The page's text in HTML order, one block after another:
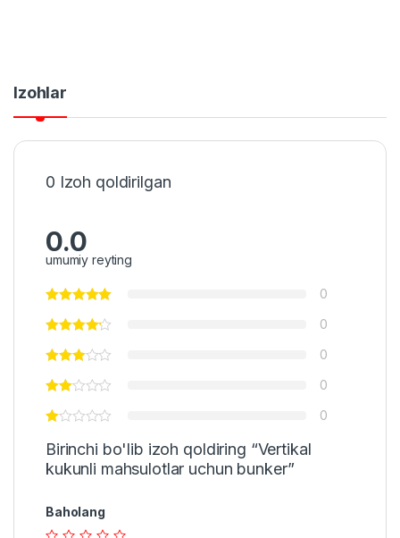
Izohlar
0 Izoh qoldirilgan
0.0
umumiy reyting
0
0
0
0
0
Birinchi bo'lib izoh qoldiring “Vertikal
kukunli mahsulotlar uchun bunker”
Baholang